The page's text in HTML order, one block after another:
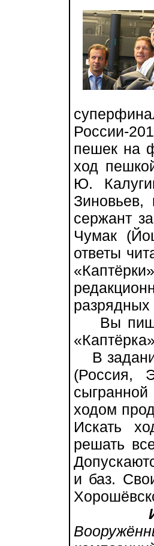
России-
пешек на
ход
Ю.
сержант
Чумак
ответы
Вы
В
(Россия,
ходом
Искать
решать
и баз.